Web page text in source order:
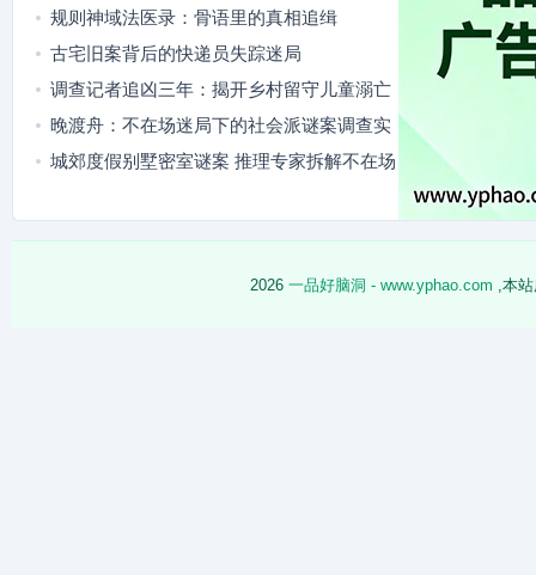
规则神域法医录：骨语里的真相追缉
古宅旧案背后的快递员失踪迷局
调查记者追凶三年：揭开乡村留守儿童溺亡
案背后的真相
晚渡舟：不在场迷局下的社会派谜案调查实
录
城郊度假别墅密室谜案 推理专家拆解不在场
2026 一品好脑洞 - www.yphao.com ,本